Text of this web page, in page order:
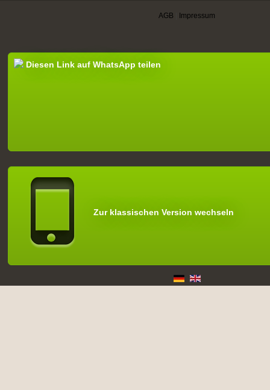
AGB Impressum
Diesen Link auf WhatsApp teilen
Zur klassischen Version wechseln